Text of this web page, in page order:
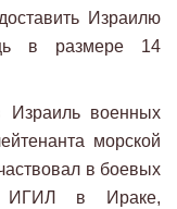
Израилю
в размере 14
военных
морской
в боевых
ИГИЛ в Ираке,